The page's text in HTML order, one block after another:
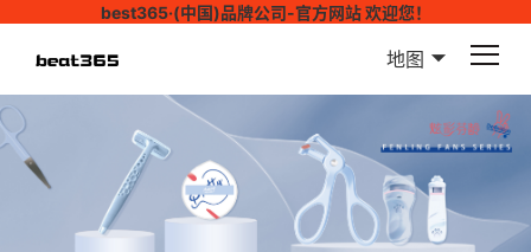
best365·(中国)品牌公司-官方网站 欢迎您！
地图